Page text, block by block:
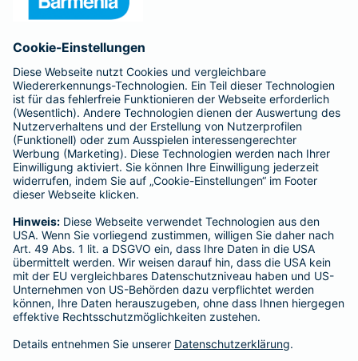
Barmenia ist Teil der BarmeniaGothaer
BELIEBTE SEITEN
Kranken-Zusatzversicherung
Tierversicherungen
Haftpflichtversicherung
Hausratversicherung
Adresse ändern
Schaden melden
Kilometerstandsmeldung
Serviceübersicht